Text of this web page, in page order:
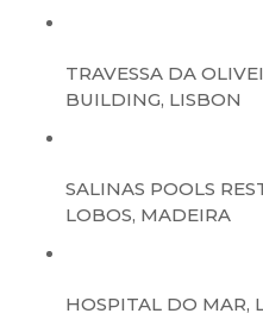
TRAVESSA DA
BUILDING, LISBON
SALINAS POOLS
LOBOS, MADEIRA
HOSPITAL DO MAR,